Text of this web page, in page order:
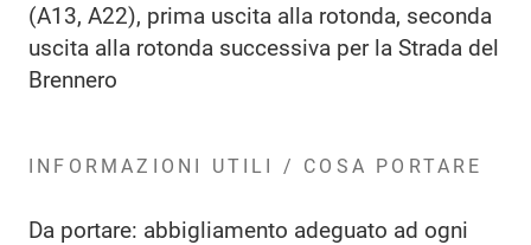
(A13, A22), prima uscita alla rotonda, seconda
uscita alla rotonda successiva per la Strada del
Brennero
INFORMAZIONI UTILI / COSA PORTARE
Da portare: abbigliamento adeguato ad ogni